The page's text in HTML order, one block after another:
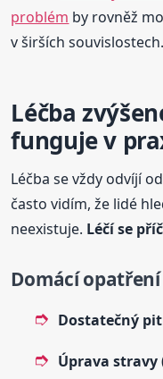
problém by rovněž
v širších souvislostech.
Léčba
funguje v
Léčba se vždy odvíjí
často vidím, že lidé
neexistuje. Léčí se
Domácí opatření
Dostatečný
Úprava